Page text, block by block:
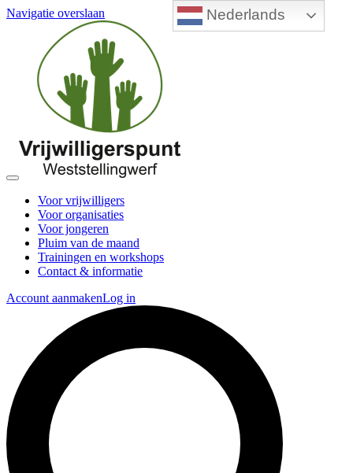
Nederlands
Navigatie overslaan
Voor vrijwilligers
Voor organisaties
Voor jongeren
Pluim van de maand
Trainingen en workshops
Contact & informatie
Account aanmakenLog in